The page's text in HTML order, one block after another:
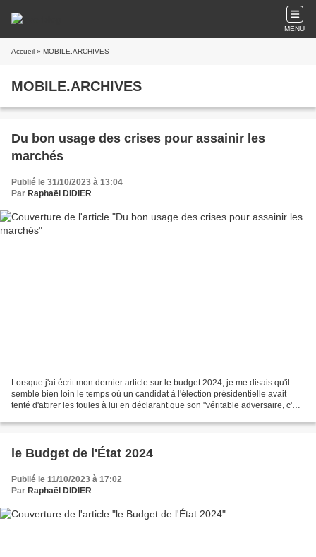
MENU
Accueil » MOBILE.ARCHIVES
MOBILE.ARCHIVES
Du bon usage des crises pour assainir les
marchés
Publié le 31/10/2023 à 13:04
Par Raphaël DIDIER
Lorsque j'ai écrit mon dernier article sur le budget 2024, je me disais qu'il
semble bien loin le temps où un candidat à l'élection présidentielle avait
tenté d'attirer les foules à lui en déclarant que son "véritable adversaire, c'est
le Budget de l'État 2024
Publié le 11/10/2023 à 17:02
Par Raphaël DIDIER